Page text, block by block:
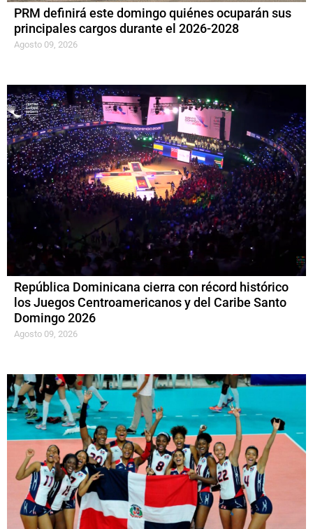
PRM definirá este domingo quiénes ocuparán sus
principales cargos durante el 2026-2028
Agosto 09, 2026
República Dominicana cierra con récord histórico
los Juegos Centroamericanos y del Caribe Santo
Domingo 2026
Agosto 09, 2026